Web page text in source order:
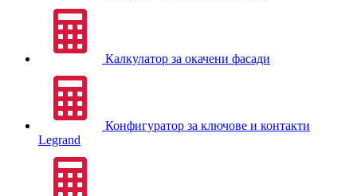
Калкулатор за окачени фасади
Конфигуратор за ключове и контакти
Legrand